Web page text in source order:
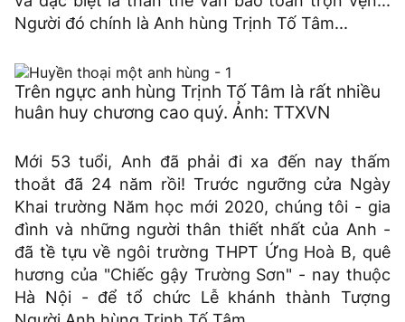
Người đó chính là Anh hùng Trịnh Tố Tâm...
Trên ngực anh hùng Trịnh Tố Tâm là rất nhiều
huân huy chương cao quý. Ảnh: TTXVN
Mới 53 tuổi, Anh đã phải đi xa đến nay thấm
thoắt đã 24 năm rồi! Trước ngưỡng cửa Ngày
Khai trường Năm học mới 2020, chúng tôi - gia
đình và những người thân thiết nhất của Anh -
đã tề tựu về ngôi trường THPT Ứng Hoà B, quê
hương của "Chiếc gậy Trường Sơn" - nay thuộc
Hà Nội - để tổ chức Lễ khánh thành Tượng